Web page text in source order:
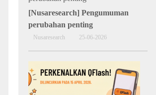
[Nusaresearch] Pengumuman
perubahan penting
Nusaresearch 25-06-2026